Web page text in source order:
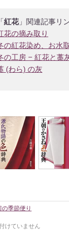
「 紅花」関連記事リ
花の摘み取り
の紅花染め、お水
の工房 − 紅花と藁
(わら) の灰
の季節便り
けていません